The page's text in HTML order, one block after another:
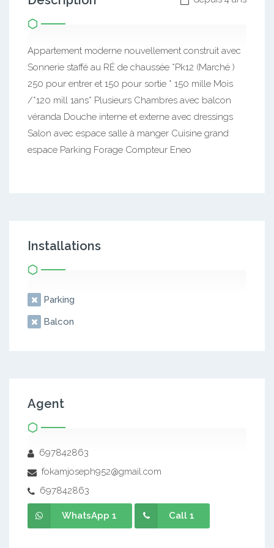
Appartement moderne nouvellement construit avec
Sonnerie staffé au RÉ de chaussée *Pk12 (Marché )
250 pour entrer et 150 pour sortie * 150 mille Mois
/*120 mill 1ans* Plusieurs Chambres avec balcon
véranda Douche interne et externe avec dressings
Salon avec espace salle à manger Cuisine grand
espace Parking Forage Compteur Eneo
Installations
Parking
Balcon
Agent
697842863
fokamjoseph952@gmail.com
697842863
WhatsApp 1 Call 1